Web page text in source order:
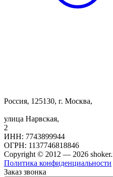
Россия, 125130, г. Москва,
улица Нарвская,
2
ИНН: 7743899944
ОГРН: 1137746818846
Copyright © 2012 — 2026
Политика конфиденциальности
Заказ звонка